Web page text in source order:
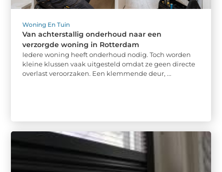
Woning En Tuin
Van achterstallig onderhoud naar een
verzorgde woning in Rotterdam
Iedere woning heeft onderhoud nodig. Toch worden
kleine klussen vaak uitgesteld omdat ze geen directe
overlast veroorzaken. Een klemmende deur, ...